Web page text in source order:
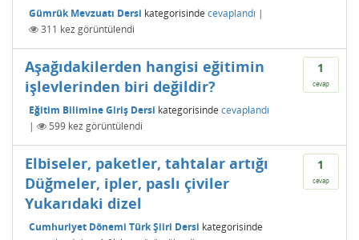
Gümrük Mevzuatı Dersi kategorisinde cevaplandı |
311 kez görüntülendi
1
cevap
Aşağıdakilerden hangisi eğitimin
işlevlerinden biri değildir?
Eğitim Bilimine Giriş Dersi kategorisinde cevaplandı
|
599 kez görüntülendi
1
cevap
Elbiseler, paketler, tahtalar artığı
Düğmeler, ipler, paslı çiviler
Yukarıdaki dizel
Cumhuriyet Dönemi Türk Şiiri Dersi kategorisinde